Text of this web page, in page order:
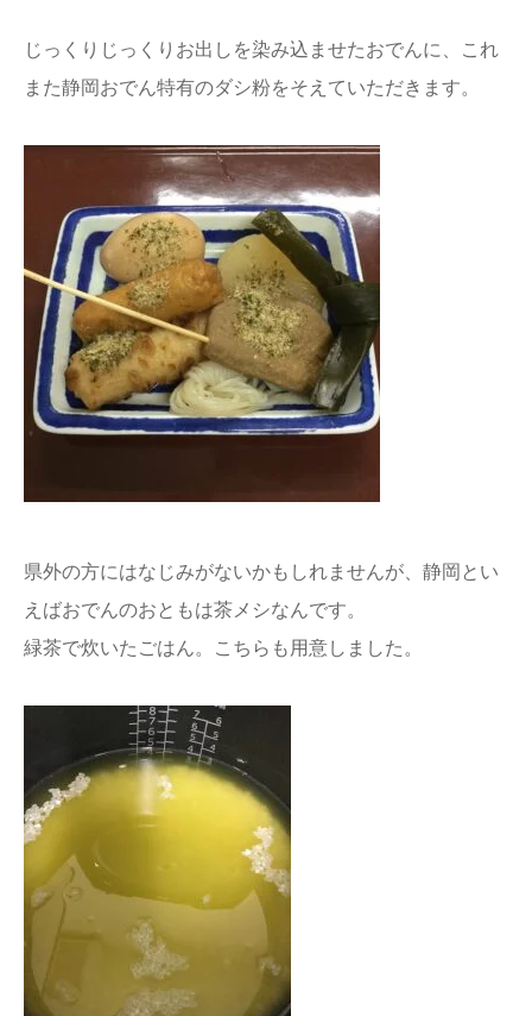
じっくりじっくりお出しを染み込ませたおでんに、これ
また静岡おでん特有のダシ粉をそえていただきます。
県外の方にはなじみがないかもしれませんが、静岡とい
えばおでんのおともは茶メシなんです。
緑茶で炊いたごはん。こちらも用意しました。